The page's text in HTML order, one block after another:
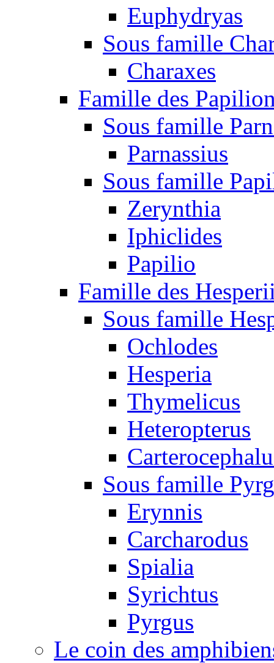
Euphydryas
Sous famille
Charaxes
Famille des
Sous famille
Parnassius
Sous famille
Zerynthia
Iphiclides
Papilio
Famille des
Sous famille
Ochlodes
Hesperia
Thymelicus
Heteropterus
Sous famille
Erynnis
Carcharodus
Spialia
Syrichtus
Pyrgus
Le coin des